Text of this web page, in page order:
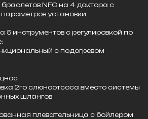
NFC на 4 доктора с
установки
5 инструментов с регулировкой по
с подогревом
2го слюноотсоса вместо системы
шлангов
плевательница с бойлером